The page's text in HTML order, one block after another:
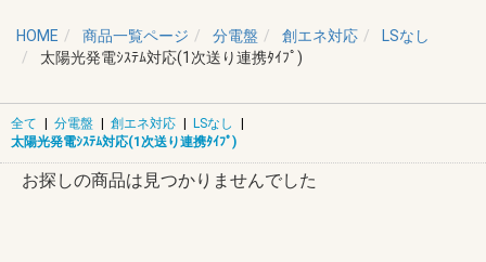
HOME 商品一覧ページ 分電盤 創エネ対応
LSなし
太陽光発電ｼｽﾃﾑ対応(1次送り連携ﾀｲﾌﾟ)
全て | 分電盤 | 創エネ対応 | LSなし
|
太陽光発電ｼｽﾃﾑ対応(1次送り連携ﾀｲﾌﾟ)
お探しの商品は見つかりませんでした